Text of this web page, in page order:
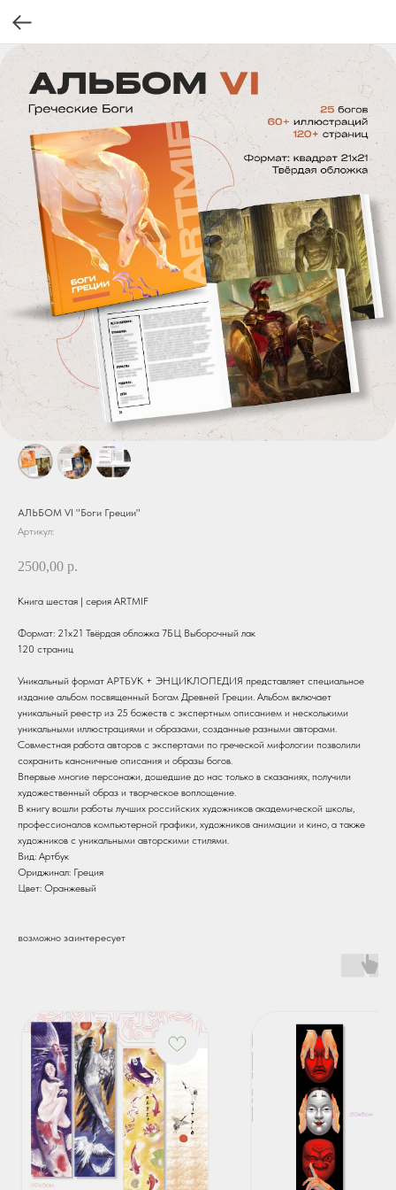
АЛЬБОМ VI "Боги Греции"
Артикул:
2500,00 р.
Книга шестая | серия ARTMIF
Формат: 21х21 Твёрдая обложка 7БЦ Выборочный лак
120 страниц
Уникальный формат АРТБУК + ЭНЦИКЛОПЕДИЯ представляет специальное
издание альбом посвященный Богам Древней Греции. Альбом включает
уникальный реестр из 25 божеств с экспертным описанием и несколькими
уникальными иллюстрациями и образами, созданные разными авторами.
Совместная работа авторов с экспертами по греческой мифологии позволили
сохранить каноничные описания и образы богов.
Впервые многие персонажи, дошедшие до нас только в сказаниях, получили
художественный образ и творческое воплощение.
В книгу вошли работы лучших российских художников академической школы,
профессионалов компьютерной графики, художников анимации и кино, а также
художников с уникальными авторскими стилями.
Вид: Артбук
Ориджинал: Греция
Цвет: Оранжевый
возможно заинтересует